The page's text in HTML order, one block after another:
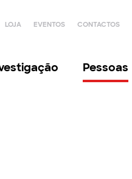
LOJA EVENTOS CONTACTOS
Pessoas